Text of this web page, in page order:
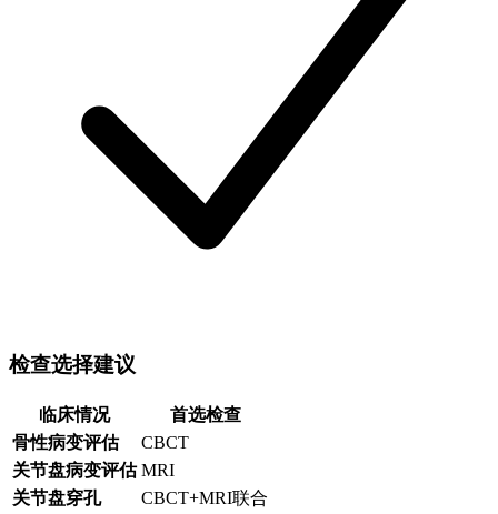
检查选择建议
临床情况
首选检查
骨性病变评估
CBCT
关节盘病变评估 MRI
关节盘穿孔
CBCT+MRI联合